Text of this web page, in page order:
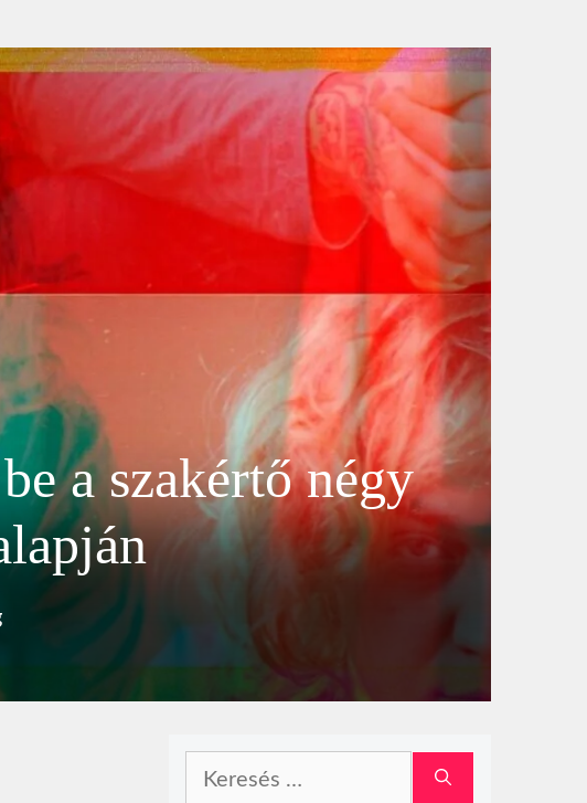
a szakértő négy